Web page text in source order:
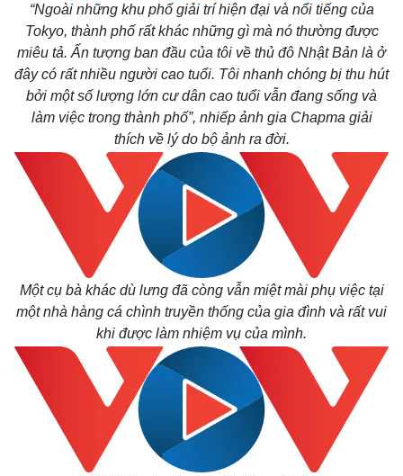
“Ngoài những khu phố giải trí hiện đại và nổi tiếng của
Tokyo, thành phố rất khác những gì mà nó thường được
miêu tả. Ấn tượng ban đầu của tôi về thủ đô Nhật Bản là ở
đây có rất nhiều người cao tuổi. Tôi nhanh chóng bị thu hút
bởi một số lượng lớn cư dân cao tuổi vẫn đang sống và
làm việc trong thành phố”, nhiếp ảnh gia Chapma giải
thích về lý do bộ ảnh ra đời.
Một cụ bà khác dù lưng đã còng vẫn miệt mài phụ việc tại
một nhà hàng cá chình truyền thống của gia đình và rất vui
khi được làm nhiệm vụ của mình.